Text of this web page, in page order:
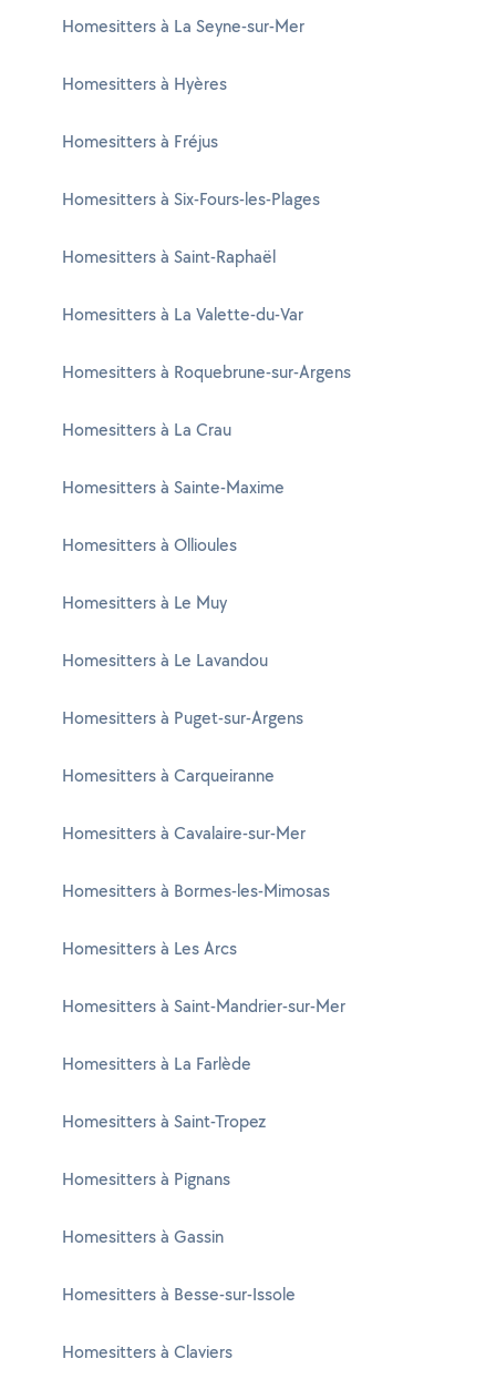
Homesitters à La Seyne-sur-Mer
Homesitters à Hyères
Homesitters à Fréjus
Homesitters à Six-Fours-les-Plages
Homesitters à Saint-Raphaël
Homesitters à La Valette-du-Var
Homesitters à Roquebrune-sur-Argens
Homesitters à La Crau
Homesitters à Sainte-Maxime
Homesitters à Ollioules
Homesitters à Le Muy
Homesitters à Le Lavandou
Homesitters à Puget-sur-Argens
Homesitters à Carqueiranne
Homesitters à Cavalaire-sur-Mer
Homesitters à Bormes-les-Mimosas
Homesitters à Les Arcs
Homesitters à Saint-Mandrier-sur-Mer
Homesitters à La Farlède
Homesitters à Saint-Tropez
Homesitters à Pignans
Homesitters à Gassin
Homesitters à Besse-sur-Issole
Homesitters à Claviers